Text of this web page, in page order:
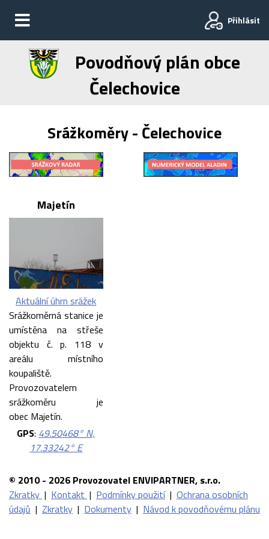
Přihlásit
Povodňový plán obce
Čelechovice
Srážkoměry - Čelechovice
Majetín
Aktuální úhrn srážek
Srážkoměrná stanice je
umístěna na střeše
objektu č. p. 118 v
areálu místního
koupaliště.
Provozovatelem
srážkoměru je
obec Majetín.
GPS: 49.50468° N,
17.33242° E
© 2010 - 2026 Provozovatel ENVIPARTNER, s.r.o.
Zkratky | Kontakt | Podmínky použití | Ochrana osobních
údajů | Zkratky | Dokumenty | Návod k povodňovému plánu